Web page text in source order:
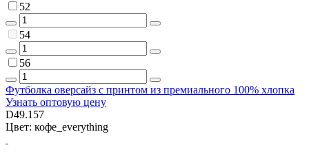
52
54
56
Футболка оверсайз с принтом из премиального 100% хлопка
Узнать оптовую цену
D49.157
Цвет: кофе_everything